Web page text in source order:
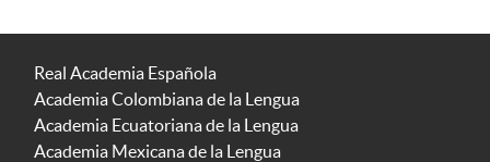
Real Academia Española
Academia Colombiana de la Lengua
Academia Ecuatoriana de la Lengua
Academia Mexicana de la Lengua